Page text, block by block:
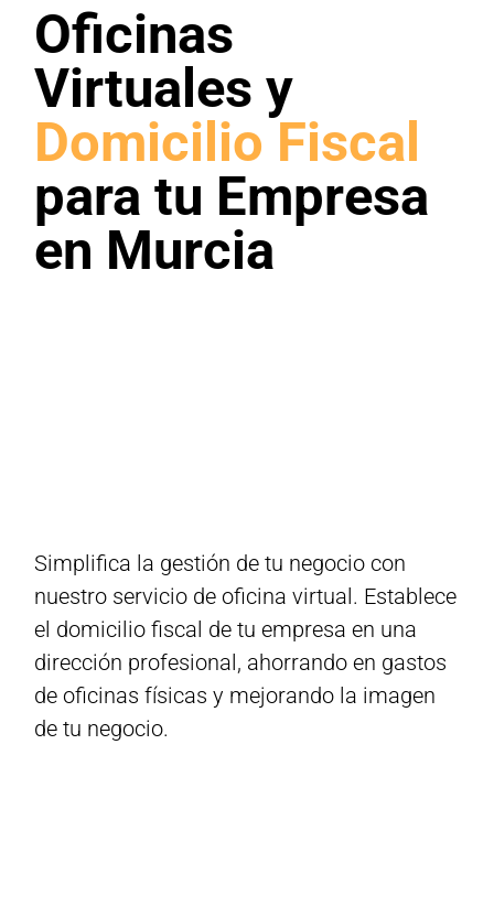
Oficinas
Virtuales y
Domicilio Fiscal
para tu Empresa
en Murcia
Simplifica la gestión de tu negocio con
nuestro servicio de oficina virtual. Establece
el domicilio fiscal de tu empresa en una
dirección profesional, ahorrando en gastos
de oficinas físicas y mejorando la imagen
de tu negocio.